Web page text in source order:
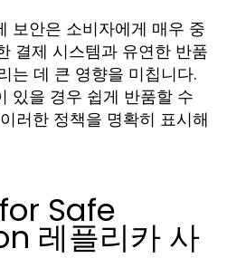
보안은 소비자에게 매우 중
결제 시스템과 유연한 반품
는 데 큰 영향을 미칩니다.
있을 경우 쉽게 반품할 수
러한 정책을 명확히 표시해
Safe
레플리카 사